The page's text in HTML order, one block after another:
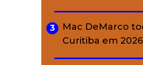
3
Mac DeMarco
Curitiba em 2026